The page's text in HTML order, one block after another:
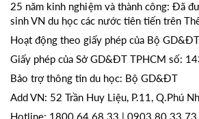
25 năm kinh nghiệm và thành công: Đã
sinh VN du học các nước tiên tiến trên
Hoạt động theo giấy phép của Bộ
Giấy phép của Sở GD&ĐT TPHCM số:
Bảo trợ thông tin du học: Bộ GD&ĐT
Add VN: 52 Trần Huy Liệu, P.11, Q.Phú